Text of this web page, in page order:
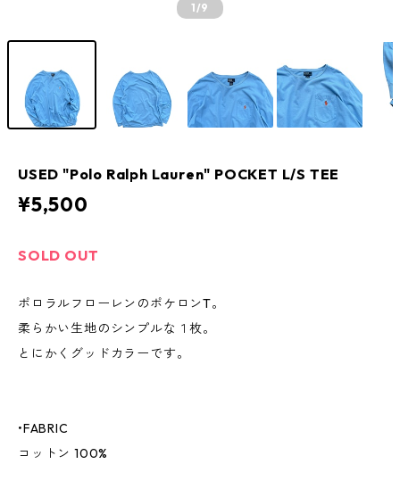
1/9
USED "Polo Ralph Lauren" POCKET L/S TEE
¥5,500
SOLD OUT
ポロラルフローレンのポケロンT。
柔らかい生地のシンプルな１枚。
とにかくグッドカラーです。
•FABRIC
コットン 100%